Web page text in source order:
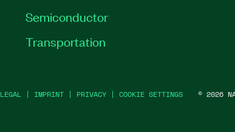
Semiconductor
Transportation
LEGAL | IMPRINT | PRIVACY | COOKIE SETTINGS © 2026